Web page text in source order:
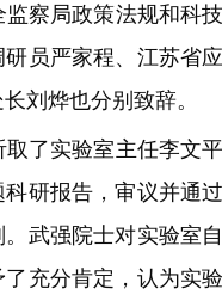
监察局政策法规和科
员严家程、江苏省
刘烨也分别致辞。
了实验室主任李文
研报告，审议并通
武强院士对实验室
充分肯定，认为实